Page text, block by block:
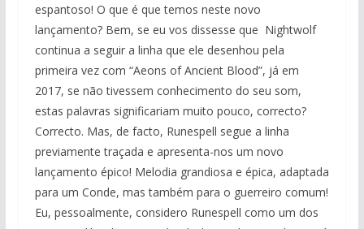
espantoso! O que é que temos neste novo
lançamento? Bem, se eu vos dissesse que Nightwolf
continua a seguir a linha que ele desenhou pela
primeira vez com “Aeons of Ancient Blood”, já em
2017, se não tivessem conhecimento do seu som,
estas palavras significariam muito pouco, correcto?
Correcto. Mas, de facto, Runespell segue a linha
previamente traçada e apresenta-nos um novo
lançamento épico! Melodia grandiosa e épica, adaptada
para um Conde, mas também para o guerreiro comum!
Eu, pessoalmente, considero Runespell como um dos